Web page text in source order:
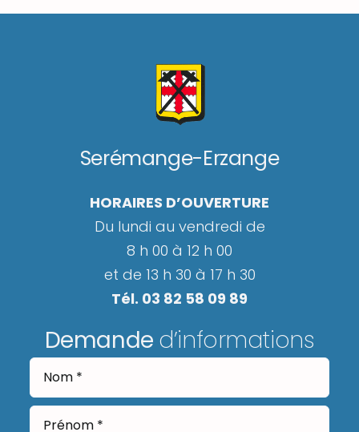
Serémange-Erzange
HORAIRES D’OUVERTURE
Du lundi au vendredi de
8 h 00 à 12 h 00
et de 13 h 30 à 17 h 30
Tél. 03 82 58 09 89
Demande d’informations